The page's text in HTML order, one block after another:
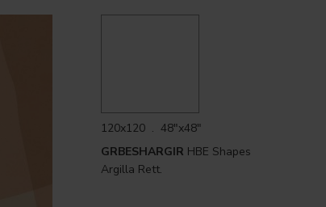
120x120 . 48"x48"
GRBESHARGIR HBE Shapes
Argilla Rett.